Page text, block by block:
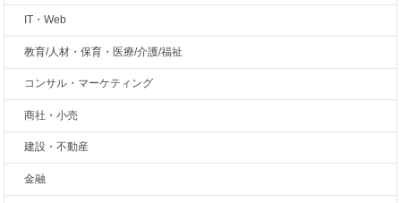
IT・Web
教育/人材・保育・医療/介護/福祉
コンサル・マーケティング
商社・小売
建設・不動産
金融